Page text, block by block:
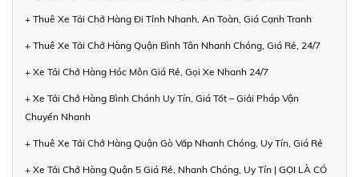
+ Thuê Xe Tải Chở Hàng Đi Tỉnh Nhanh, An Toàn, Giá Cạnh Tranh
+ Thuê Xe Tải Chở Hàng Quận Bình Tân Nhanh Chóng, Giá Rẻ, 24/7
+ Xe Tải Chở Hàng Hóc Môn Giá Rẻ, Gọi Xe Nhanh 24/7
+ Xe Tải Chở Hàng Bình Chánh Uy Tín, Giá Tốt – Giải Pháp Vận
Chuyển Nhanh
+ Thuê Xe Tải Chở Hàng Quận Gò Vấp Nhanh Chóng, Uy Tín, Giá Rẻ
+ Xe Tải Chở Hàng Quận 5 Giá Rẻ, Nhanh Chóng, Uy Tín | GỌI LÀ CÓ